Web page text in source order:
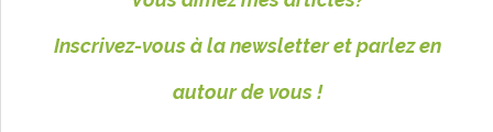
Inscrivez-vous à la newsletter et parlez en
autour de vous !